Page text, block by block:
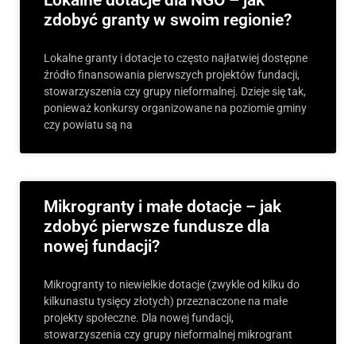
zdobyć granty w swoim regionie?
Lokalne granty i dotacje to często najłatwiej dostępne
źródło finansowania pierwszych projektów fundacji,
stowarzyszenia czy grupy nieformalnej. Dzieje się tak,
ponieważ konkursy organizowane na poziomie gminy
czy powiatu są na
Mikrogranty i małe dotacje – jak
zdobyć pierwsze fundusze dla
nowej fundacji?
Mikrogranty to niewielkie dotacje (zwykle od kilku do
kilkunastu tysięcy złotych) przeznaczone na małe
projekty społeczne. Dla nowej fundacji,
stowarzyszenia czy grupy nieformalnej mikrogrant